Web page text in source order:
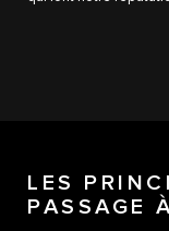
LES
PASSAGE